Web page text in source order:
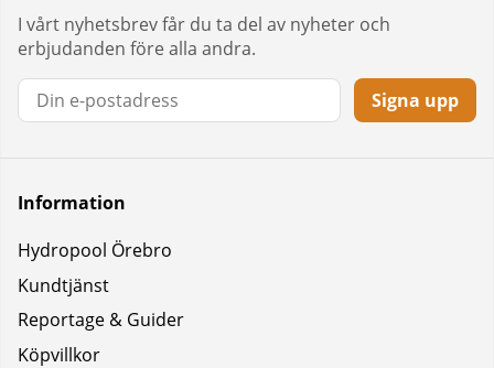
I vårt nyhetsbrev får du ta del av nyheter och
erbjudanden före alla andra.
Signa upp
Information
Hydropool Örebro
Kundtjänst
Reportage & Guider
Köpvillkor